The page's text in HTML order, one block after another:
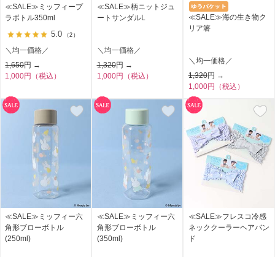
≪SALE≫ミッフィープ
ラボトル350ml
5.0 （2）
＼均一価格／
1,650円 →
1,000円（税込）
≪SALE≫柄ニットジュ
ートサンダルL
＼均一価格／
1,320円 →
1,000円（税込）
≪SALE≫海の生き物ク
リア箸
＼均一価格／
1,320円 →
1,000円（税込）
≪SALE≫ミッフィー六
角形ブローボトル
(250ml)
≪SALE≫ミッフィー六
角形ブローボトル
(350ml)
≪SALE≫フレスコ冷感
ネッククーラーヘアバン
ド